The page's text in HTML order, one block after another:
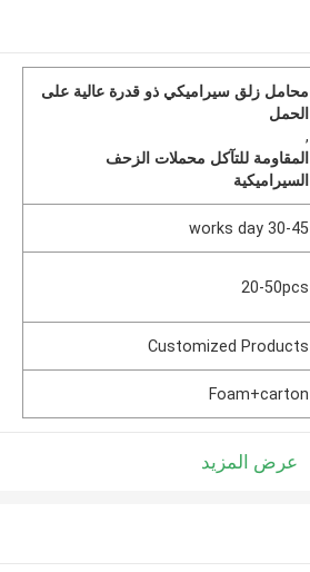
محامل زلق سيراميكي ذو قدرة عالية على
الحمل
,
المقاومة للتآكل محملات الزحف
السيراميكية
30-45 works day
20-50pcs
Customized Products
Foam+carton
عرض المزيد